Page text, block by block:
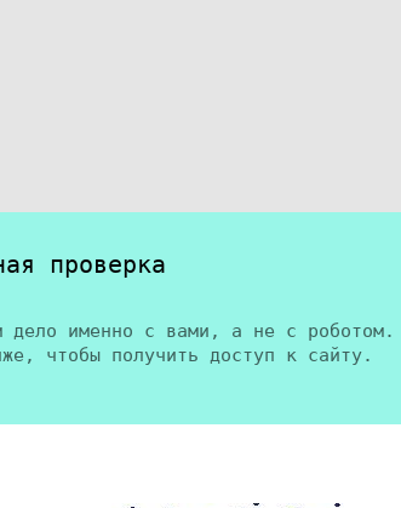
проверка
дело именно с вами, а не с роботом.
чтобы получить доступ к сайту.